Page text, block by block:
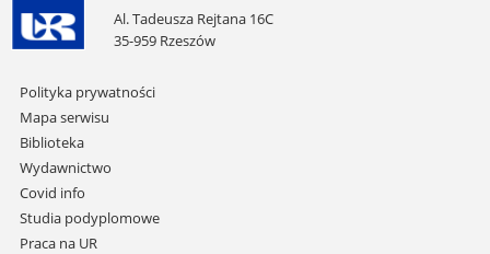
Al. Tadeusza Rejtana 16C
35-959 Rzeszów
Pomiń
nawigację
i
przejdź
do
treści
Polityka prywatności
Mapa serwisu
Biblioteka
Wydawnictwo
Covid info
Studia podyplomowe
Praca na UR